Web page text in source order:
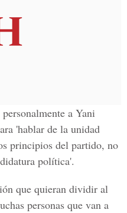
a Yani
'hablar de la unidad
principios del partido, no
política'.
que quieran dividir al
personas que van a